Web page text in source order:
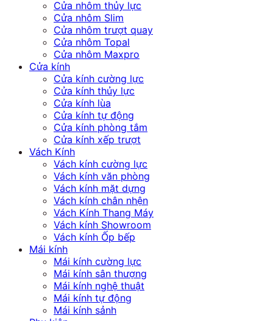
Cửa nhôm thủy lực
Cửa nhôm Slim
Cửa nhôm trượt quay
Cửa nhôm Topal
Cửa nhôm Maxpro
Cửa kính
Cửa kính cường lực
Cửa kính thủy lực
Cửa kính lùa
Cửa kính tự động
Cửa kính phòng tắm
Cửa kính xếp trượt
Vách Kính
Vách kính cường lực
Vách kính văn phòng
Vách kính mặt dựng
Vách kính chân nhện
Vách Kính Thang Máy
Vách kính Showroom
Vách kính Ốp bếp
Mái kính
Mái kính cường lực
Mái kính sân thượng
Mái kính nghệ thuật
Mái kính tự động
Mái kính sảnh